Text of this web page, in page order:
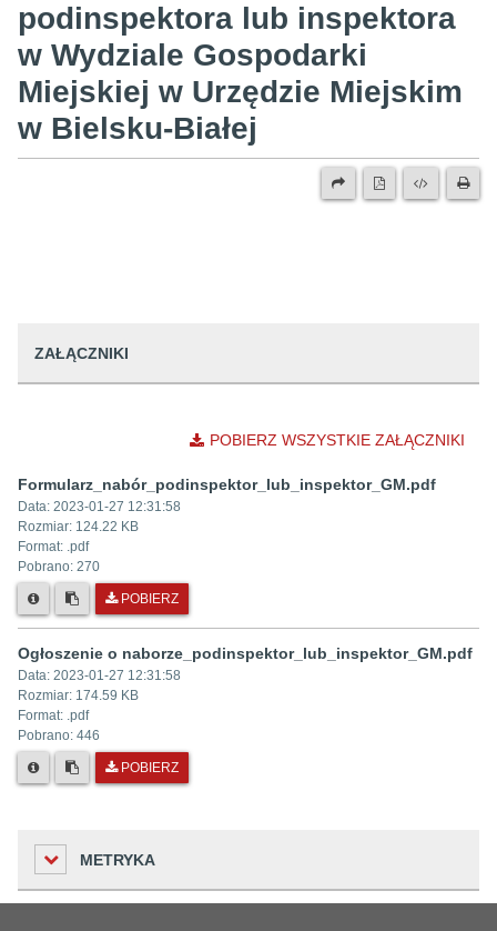
podinspektora lub inspektora
w Wydziale Gospodarki
Miejskiej w Urzędzie Miejskim
w Bielsku-Białej
ZAŁĄCZNIKI
POBIERZ WSZYSTKIE ZAŁĄCZNIKI
Formularz_nabór_podinspektor_lub_inspektor_GM.pdf
Data: 2023-01-27 12:31:58
Rozmiar: 124.22 KB
Format: .pdf
Pobrano: 270
POBIERZ
Ogłoszenie o naborze_podinspektor_lub_inspektor_GM.pdf
Data: 2023-01-27 12:31:58
Rozmiar: 174.59 KB
Format: .pdf
Pobrano: 446
POBIERZ
METRYKA